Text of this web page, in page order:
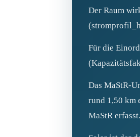
Der Raum
Für die
Das
rund 1,50 km
MaStR